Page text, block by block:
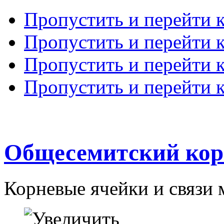
Пропустить и перейти
Пропустить и перейти
Пропустить и перейти
Пропустить и перейти
Общесемитский
Корневые ячейки и